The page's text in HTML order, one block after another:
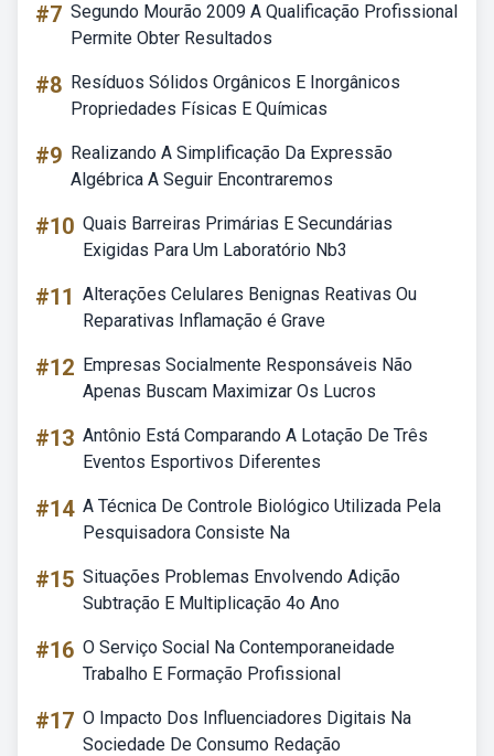
#7 Segundo Mourão 2009 A Qualificação Profissional
Permite Obter Resultados
#8 Resíduos Sólidos Orgânicos E Inorgânicos
Propriedades Físicas E Químicas
#9 Realizando A Simplificação Da Expressão
Algébrica A Seguir Encontraremos
#10 Quais Barreiras Primárias E Secundárias
Exigidas Para Um Laboratório Nb3
#11 Alterações Celulares Benignas Reativas Ou
Reparativas Inflamação é Grave
#12 Empresas Socialmente Responsáveis Não
Apenas Buscam Maximizar Os Lucros
#13 Antônio Está Comparando A Lotação De Três
Eventos Esportivos Diferentes
#14 A Técnica De Controle Biológico Utilizada Pela
Pesquisadora Consiste Na
#15 Situações Problemas Envolvendo Adição
Subtração E Multiplicação 4o Ano
#16 O Serviço Social Na Contemporaneidade
Trabalho E Formação Profissional
#17 O Impacto Dos Influenciadores Digitais Na
Sociedade De Consumo Redação